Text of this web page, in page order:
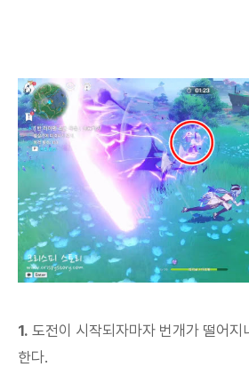
1. 도전이 시작되자마자 번개가 떨어지
한다.